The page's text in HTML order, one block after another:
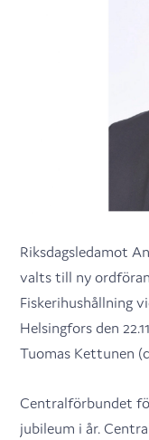
Riksdagsledamot
valts till ny
Fiskerihushållning
Helsingfors den
Tuomas Kettunen
Centralförbundet
jubileum i år.